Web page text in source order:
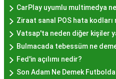
Deneyiminde
Edilmeli?
İstanbul'da hayır lokması
kılmak için birkaç öneri:
Geleneksel Mekanları
CarPlay uyumlu multimedya
Ziraat sanal POS hata kodları
Vatsap'ta neden diğer kişiler
Bulmacada tebessüm ne
Fed'in açılımı nedir?
Son Adam Ne Demek